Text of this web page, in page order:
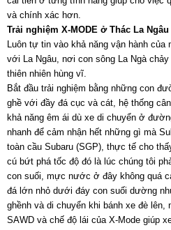
và chính xác hơn.
Trải nghiệm X-MODE ở Thác La Ngâu
Luôn tự tin vào khả năng vận hành của
với La Ngâu, nơi con sông La Ngà
thiên nhiên hùng vĩ.
Bắt đầu trải nghiệm bằng những con
ghề với đầy đá cục và cát, hệ thống
khả năng êm ái dù xe di chuyển ở
nhanh để cảm nhận hết những gì mà
toàn cầu Subaru (SGP), thực tế cho
cú bứt phá tốc độ đó là lúc chúng tôi
con suối, mực nước ở đây không quá
đá lớn nhỏ dưới đáy con suối dường
ghềnh và di chuyển khi bánh xe đè lên,
SAWD và chế độ lái của X-Mode giúp